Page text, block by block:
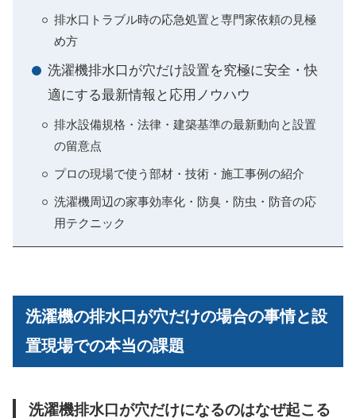
排水口トラブル時の応急処置と専門家依頼の見極
め方
洗濯機排水口が穴だけ設置を究極に安全・快
適にする最新情報と応用ノウハウ
排水設備規格・法律・建築基準の最新動向と設置
の留意点
プロの現場で使う部材・技術・施工事例の紹介
洗濯機周辺の家事効率化・防臭・防虫・防音の応
用テクニック
洗濯機の排水口が穴だけの場合の事情と設
置現場での本当の課題
洗濯機排水口が穴だけになるのはなぜ起こる